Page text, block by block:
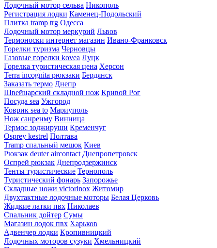
Лодочный мотор сельва Никополь
Регистрация лодки Каменец-Подольский
Плитка tramp trg Одесса
Лодочный мотор меркурий Львов
Термоноски интернет магазин Ивано-Франковск
Горелки туризма Черновцы
Газовые горелки kovea Луцк
Горелка туристическая цена Херсон
Terra incognita рюкзаки Бердянск
Заказать термо Днепр
Швейцарский складной нож Кривой Рог
Посуда sea Ужгород
Коврик sea to Мариуполь
Нож санренму Винница
Термос зоджируши Кременчуг
Osprey kestrel Полтава
Tramp спальный мешок Киев
Рюкзак deuter aircontact Днепропетровск
Оспрей рюкзак Днепродзержинск
Тенты туристические Тернополь
Туристический фонарь Запорожье
Складные ножи victorinox Житомир
Двухтактные лодочные моторы Белая Церковь
Жидкие латки пвх Николаев
Спальник дойтер Сумы
Магазин лодок пвх Харьков
Адвенчер лодки Кропивницкий
Лодочных моторов сузуки Хмельницкий